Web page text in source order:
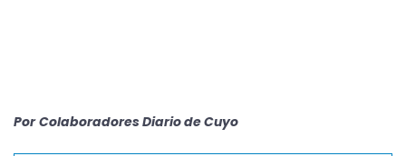
Por Colaboradores Diario de Cuyo